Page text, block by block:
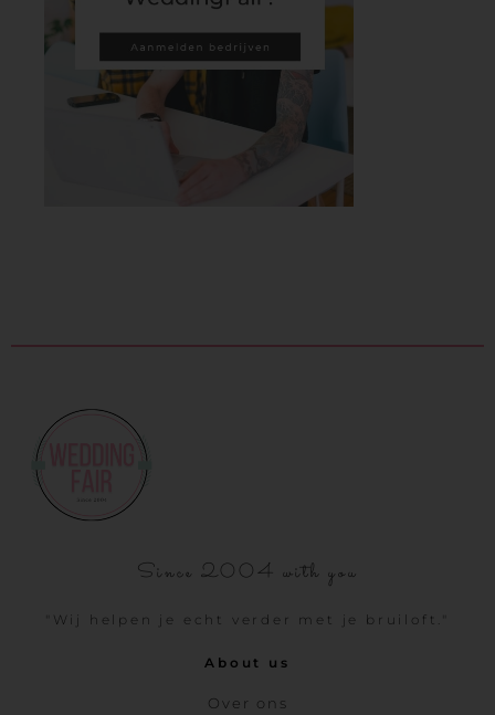
Since 2004 with you
"Wij helpen je echt verder met je bruiloft."
About us
Over ons